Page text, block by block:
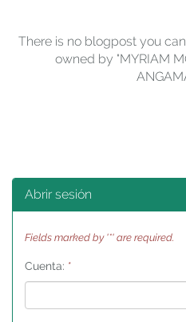
There is no blogpost you
owned by "MYRIAM
Abrir sesión
Fields marked by '*' are required.
Cuenta: *